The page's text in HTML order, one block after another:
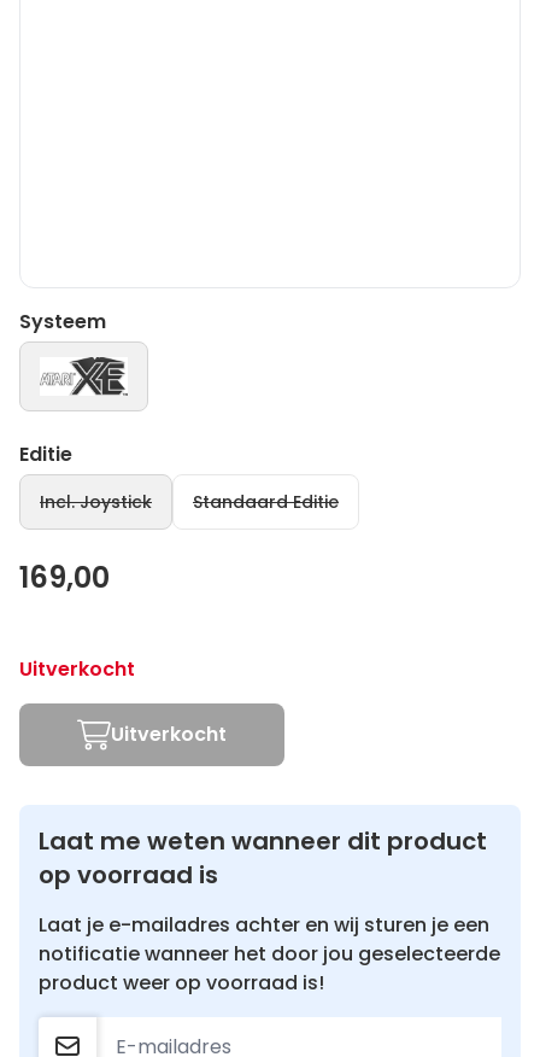
Systeem
Editie
Incl. Joystick Standaard Editie
169,00
Uitverkocht
Uitverkocht
Laat me weten wanneer dit product
op voorraad is
Laat je e-mailadres achter en wij sturen je een
notificatie wanneer het door jou geselecteerde
product weer op voorraad is!